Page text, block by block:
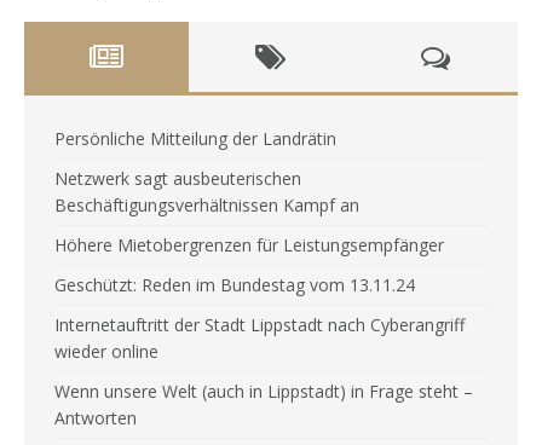
Persönliche Mitteilung der Landrätin
Netzwerk sagt ausbeuterischen
Beschäftigungsverhältnissen Kampf an
Höhere Mietobergrenzen für Leistungsempfänger
Geschützt: Reden im Bundestag vom 13.11.24
Internetauftritt der Stadt Lippstadt nach Cyberangriff
wieder online
Wenn unsere Welt (auch in Lippstadt) in Frage steht –
Antworten